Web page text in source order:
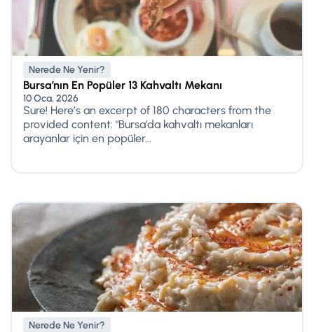
Nerede Ne Yenir?
Bursa’nın En Popüler 13 Kahvaltı Mekanı
10 Oca, 2026
Sure! Here’s an excerpt of 180 characters from the
provided content: "Bursa'da kahvaltı mekanları
arayanlar için en popüler...
Nerede Ne Yenir?